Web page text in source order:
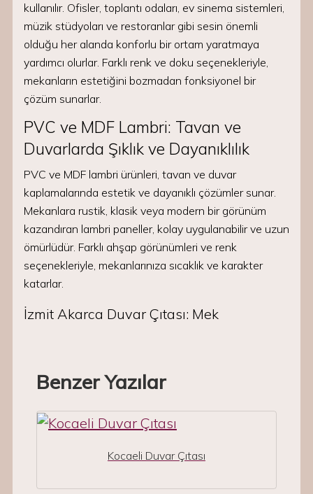
kullanılır. Ofisler, toplantı odaları, ev sinema sistemleri,
müzik stüdyoları ve restoranlar gibi sesin önemli
olduğu her alanda konforlu bir ortam yaratmaya
yardımcı olurlar. Farklı renk ve doku seçenekleriyle,
mekanların estetiğini bozmadan fonksiyonel bir
çözüm sunarlar.
PVC ve MDF Lambri: Tavan ve
Duvarlarda Şıklık ve Dayanıklılık
PVC ve MDF lambri ürünleri, tavan ve duvar
kaplamalarında estetik ve dayanıklı çözümler sunar.
Mekanlara rustik, klasik veya modern bir görünüm
kazandıran lambri paneller, kolay uygulanabilir ve uzun
ömürlüdür. Farklı ahşap görünümleri ve renk
seçenekleriyle, mekanlarınıza sıcaklık ve karakter
katarlar.
İzmit Akarca Duvar Çıtası: Mek
Benzer Yazılar
Kocaeli Duvar Çıtası